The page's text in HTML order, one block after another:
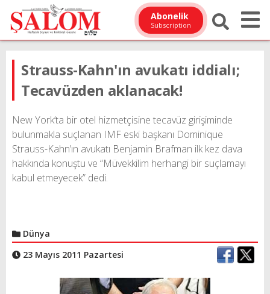
Abonelik
Subscription
Strauss-Kahn'ın avukatı iddialı;
Tecavüzden aklanacak!
New York’ta bir otel hizmetçisine tecavüz girişiminde
bulunmakla suçlanan IMF eski başkanı Dominique
Strauss-Kahn’ın avukatı Benjamin Brafman ilk kez dava
hakkında konuştu ve “Müvekkilim herhangi bir suçlamayı
kabul etmeyecek” dedi.
Dünya
23 Mayıs 2011 Pazartesi